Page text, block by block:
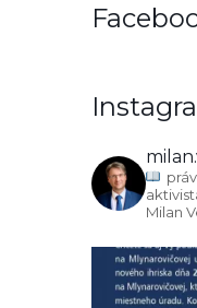
Milan